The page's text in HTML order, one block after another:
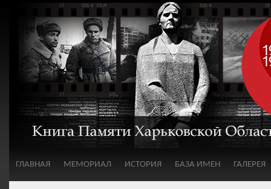
ГЛАВНАЯ МЕМОРИАЛ ИСТОРИЯ БАЗА ИМЕН ГАЛЕРЕЯ